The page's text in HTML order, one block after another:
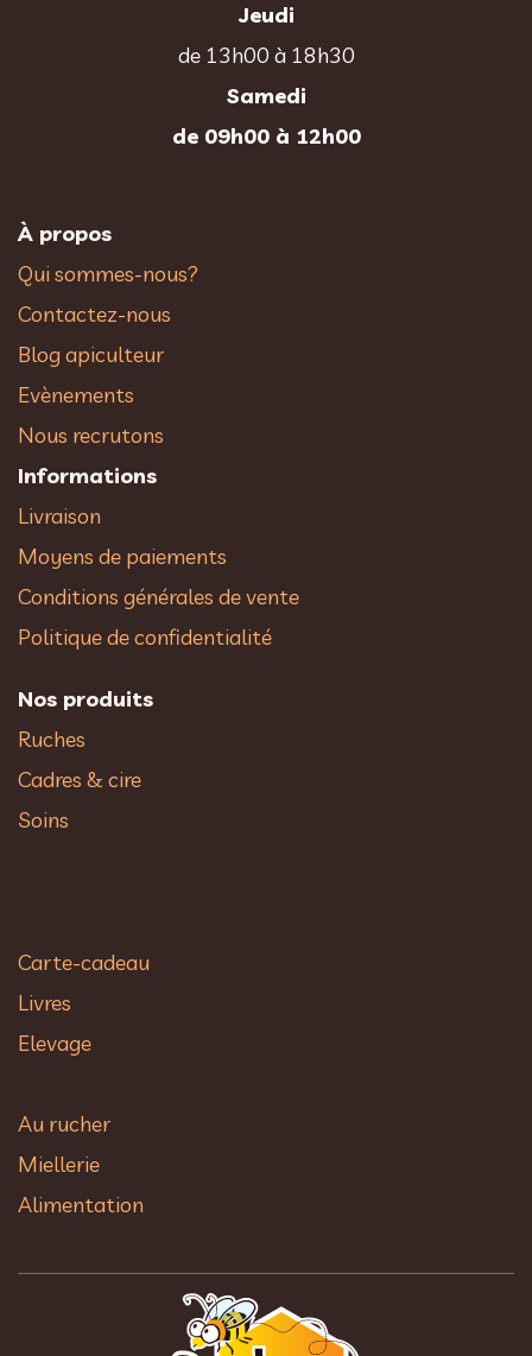
Jeudi
de 13h00 à 18h30
Samedi
de 09h00 à 12h00
À propos
Qui sommes-nous?
Contactez-nous
Blog apiculteur
Evènements
Nous recrutons
Informations
Livraison
Moyens de paiements
Conditions générales de vente
Politique de confidentialité
Nos produits
Ruches
Cadres & cire
Soins
Carte-cadeau
Livres
Elevage
Au rucher​
Miellerie
Alimentation